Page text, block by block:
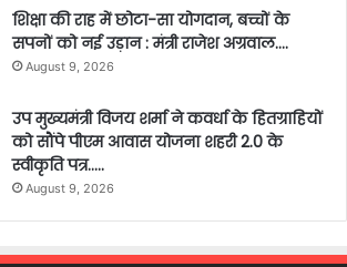
शिक्षा की राह में छोटा-सा योगदान, बच्चों के
सपनों को नई उड़ान : मंत्री राजेश अग्रवाल….
August 9, 2026
उप मुख्यमंत्री विजय शर्मा ने कवर्धा के हितग्राहियों
को सौंपे पीएम आवास योजना शहरी 2.0 के
स्वीकृति पत्र…..
August 9, 2026